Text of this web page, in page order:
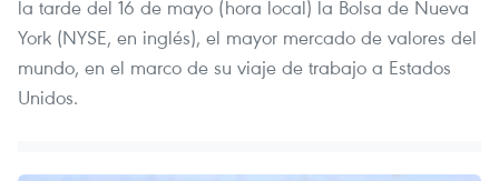
la tarde del 16 de mayo (hora local) la Bolsa de Nueva
York (NYSE, en inglés), el mayor mercado de valores del
mundo, en el marco de su viaje de trabajo a Estados
Unidos.